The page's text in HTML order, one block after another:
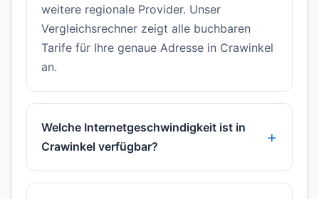
weitere regionale Provider. Unser
Vergleichsrechner zeigt alle buchbaren
Tarife für Ihre genaue Adresse in Crawinkel
an.
Welche Internetgeschwindigkeit ist in
Crawinkel verfügbar?